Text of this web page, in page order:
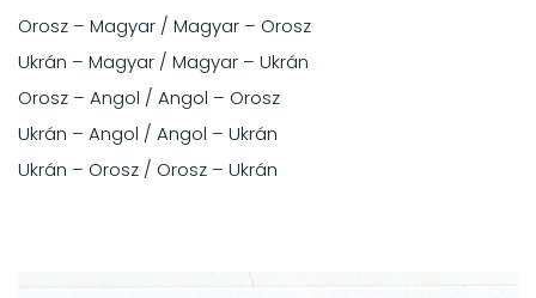
Orosz – Magyar / Magyar – Orosz
Ukrán – Magyar / Magyar – Ukrán
Orosz – Angol / Angol – Orosz
Ukrán – Angol / Angol – Ukrán
Ukrán – Orosz / Orosz – Ukrán